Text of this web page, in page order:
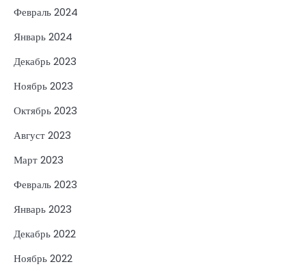
Февраль 2024
Январь 2024
Декабрь 2023
Ноябрь 2023
Октябрь 2023
Август 2023
Март 2023
Февраль 2023
Январь 2023
Декабрь 2022
Ноябрь 2022